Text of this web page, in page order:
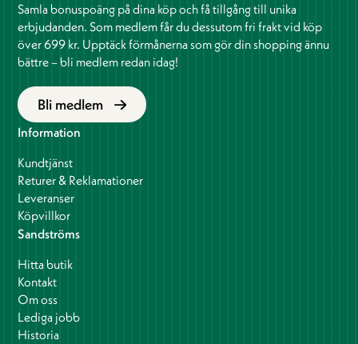
Samla bonuspoäng på dina köp och få tillgång till unika
erbjudanden. Som medlem får du dessutom fri frakt vid köp
över 699 kr. Upptäck förmånerna som gör din shopping ännu
bättre – bli medlem redan idag!
Bli medlem
Information
Kundtjänst
Returer & Reklamationer
Leveranser
Köpvillkor
Sandströms
Hitta butik
Kontakt
Om oss
Lediga jobb
Historia